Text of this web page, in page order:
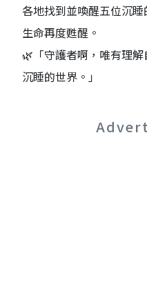
各地找到並喚醒五位沉
生命再度甦醒。
🌿「守護者啊，唯有理
沉睡的世界。」